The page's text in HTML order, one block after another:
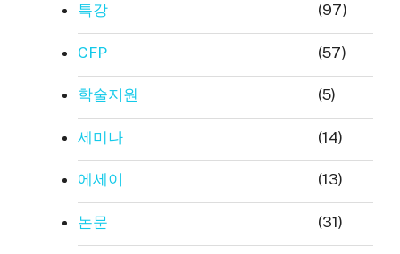
특강 (97)
CFP (57)
학술지원 (5)
세미나 (14)
에세이 (13)
논문 (31)